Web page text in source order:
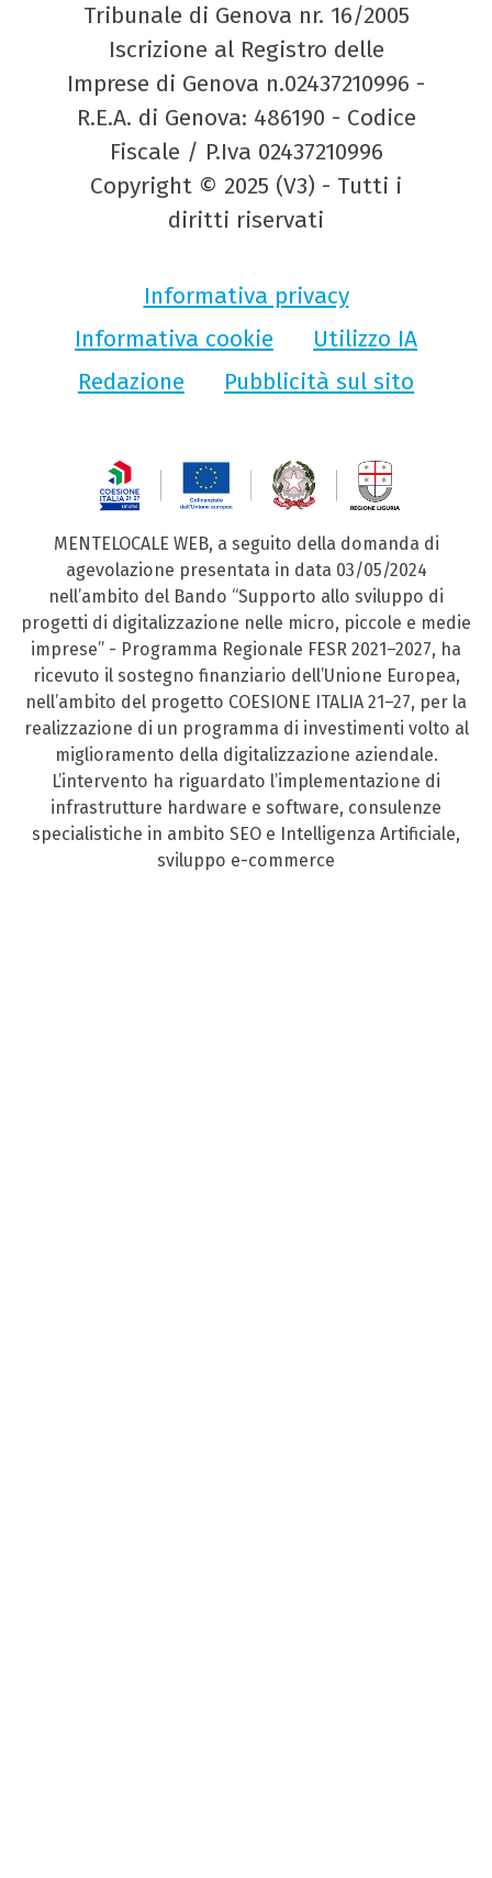
Tribunale di Genova nr. 16/2005
Iscrizione al Registro delle
Imprese di Genova n.02437210996 -
R.E.A. di Genova: 486190 - Codice
Fiscale / P.Iva 02437210996
Copyright © 2025 (V3) - Tutti i
diritti riservati
Informativa privacy
Informativa cookie
Utilizzo IA
Redazione
Pubblicità sul sito
MENTELOCALE WEB, a seguito della domanda di
agevolazione presentata in data 03/05/2024
nell’ambito del Bando “Supporto allo sviluppo di
progetti di digitalizzazione nelle micro, piccole e medie
imprese” - Programma Regionale FESR 2021–2027, ha
ricevuto il sostegno finanziario dell’Unione Europea,
nell’ambito del progetto COESIONE ITALIA 21–27, per la
realizzazione di un programma di investimenti volto al
miglioramento della digitalizzazione aziendale.
L’intervento ha riguardato l’implementazione di
infrastrutture hardware e software, consulenze
specialistiche in ambito SEO e Intelligenza Artificiale,
sviluppo e-commerce